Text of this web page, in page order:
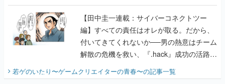
に行って、より理解を深めよう【PR】
【田中圭一連載：サイバーコネクトツー
編】すべての責任はオレが取る。だから、
付いてきてくれないか──男の熱意はチーム
解散の危機を救い、『.hack』成功の活路を
開く。業界の快男児・松山 洋に流れる血は
『少年ジャンプ』色だった【若ゲのいた
若ゲのいたり〜ゲームクリエイターの青春〜の記事一覧